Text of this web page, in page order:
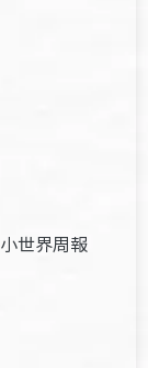
世界周報